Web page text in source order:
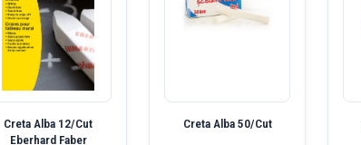
Creta Alba 12/Cut
Eberhard Faber
Creta Alba 50/Cut